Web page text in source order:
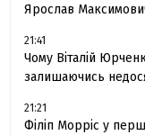
Ярослав
21:41
Чому Віталій
залишаючись
21:21
Філіп Морріс у